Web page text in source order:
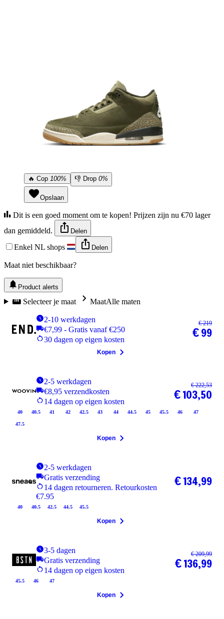
🔥 Cop 100% 👎 Drop 0%
Opslaan
Dit is een goed moment om te kopen! Prijzen zijn nu €70 lager
dan gemiddeld.
Delen
Enkel NL shops Delen
Maat niet beschikbaar?
Product alerts
Selecteer je maat MaatAlle maten
2-10 werkdagen
€7,99 - Gratis vanaf €250
30 dagen op eigen kosten
€ 219
€ 99
Kopen
2-5 werkdagen
€8,95 verzendkosten
14 dagen op eigen kosten
40 40.5 41 42 42.5 43 44 44.5 45 45.5 46 47
47.5
€ 222,53
€ 103,50
Kopen
2-5 werkdagen
Gratis verzending
14 dagen retourneren. Retourkosten
€7.95
40 40.5 42.5 44.5 45.5
€ 134,99
Kopen
3-5 dagen
Gratis verzending
14 dagen op eigen kosten
45.5 46 47
€ 209,99
€ 136,99
Kopen